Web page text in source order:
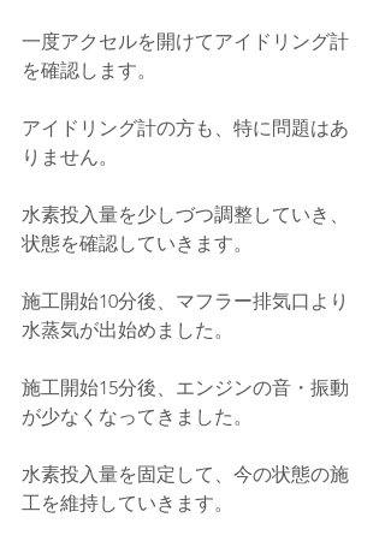
一度アクセルを開けてアイドリング計
を確認します。
アイドリング計の方も、特に問題はあ
りません。
水素投入量を少しづつ調整していき、
状態を確認していきます。
施工開始10分後、マフラー排気口より
水蒸気が出始めました。
施工開始15分後、エンジンの音・振動
が少なくなってきました。
水素投入量を固定して、今の状態の施
工を維持していきます。